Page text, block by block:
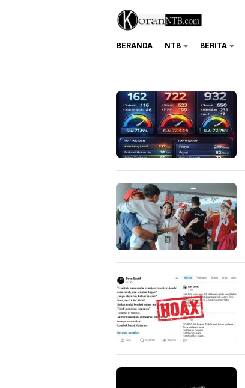
koranntb.com
BERANDA NTB BERITA